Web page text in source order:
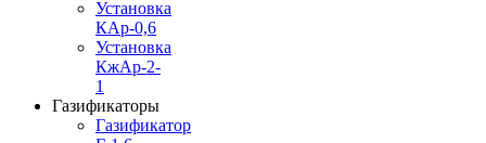
Установка
КАр-0,6
Установка
КжАр-2-
1
Газификаторы
Газификатор